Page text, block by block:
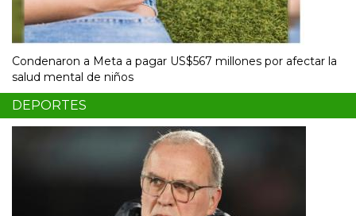
Condenaron a Meta a pagar US$567 millones por afectar la
salud mental de niños
DEPORTES